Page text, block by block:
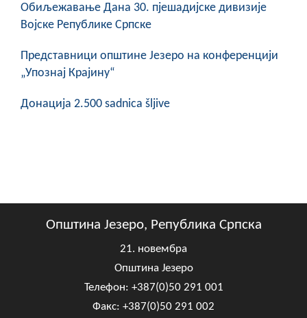
ЦИВИЛНА ЗАШТИТА
Обиљежавање Данa 30. пјешадијске дивизије
Војске Републике Српске
Представници општине Језеро на конференцији
„Упознај Крајину“
Донација 2.500 sadnica šljive
Општина Језеро, Република Српска
21. новембра
Општина Језеро
Телефон: +387(0)50 291 001
Факс: +387(0)50 291 002